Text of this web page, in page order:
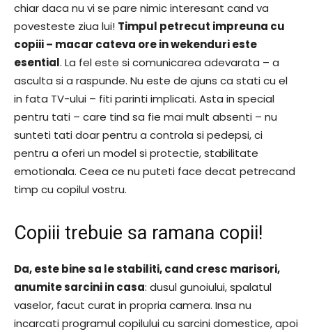
chiar daca nu vi se pare nimic interesant cand va
povesteste ziua lui! Timpul petrecut impreuna cu
copiii – macar cateva ore in wekenduri este
esential. La fel este si comunicarea adevarata – a
asculta si a raspunde. Nu este de ajuns ca stati cu el
in fata TV-ului – fiti parinti implicati. Asta in special
pentru tati – care tind sa fie mai mult absenti – nu
sunteti tati doar pentru a controla si pedepsi, ci
pentru a oferi un model si protectie, stabilitate
emotionala. Ceea ce nu puteti face decat petrecand
timp cu copilul vostru.
Copiii trebuie sa ramana copii!
Da, este bine sa le stabiliti, cand cresc marisori,
anumite sarcini in casa: dusul gunoiului, spalatul
vaselor, facut curat in propria camera. Insa nu
incarcati programul copilului cu sarcini domestice, apoi